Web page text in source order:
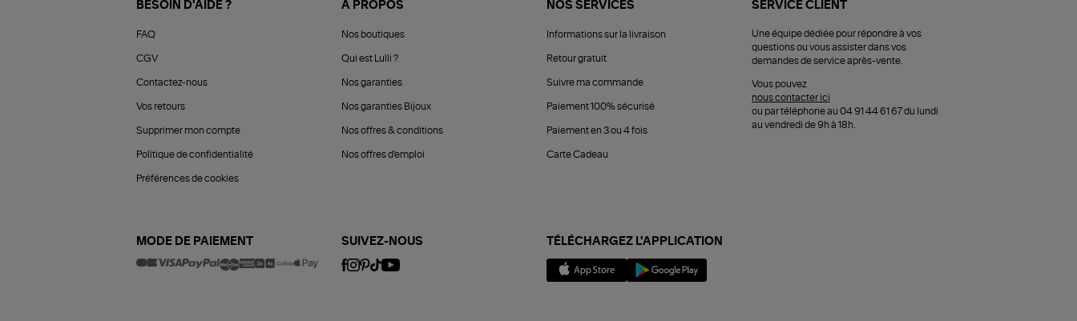
BESOIN D'AIDE ?
FAQ
CGV
Contactez-nous
Vos retours
Supprimer mon compte
Politique de confidentialité
Préférences de cookies
À PROPOS
Nos boutiques
Qui est Lulli ?
Nos garanties
Nos garanties Bijoux
Nos offres & conditions
Nos offres d'emploi
NOS SERVICES
Informations sur la livraison
Retour gratuit
Suivre ma commande
Paiement 100% sécurisé
Paiement en 3 ou 4 fois
Carte Cadeau
SERVICE CLIENT
Une équipe dédiée pour répondre à vos
questions ou vous assister dans vos
demandes de service après-vente.
Vous pouvez
nous contacter ici
ou par téléphone au 04 91 44 61 67 du lundi
au vendredi de 9h à 18h.
MODE DE PAIEMENT SUIVEZ-NOUS TÉLÉCHARGEZ L'APPLICATION